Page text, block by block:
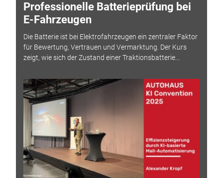
Professionelle Batterieprüfung bei
E-Fahrzeugen
Die Batterie ist bei Elektrofahrzeugen ein zentraler Faktor
für Bewertung, Vertrauen und Vermarktung. Der Kurs
zeigt, wie sich der Zustand einer Traktionsbatterie...